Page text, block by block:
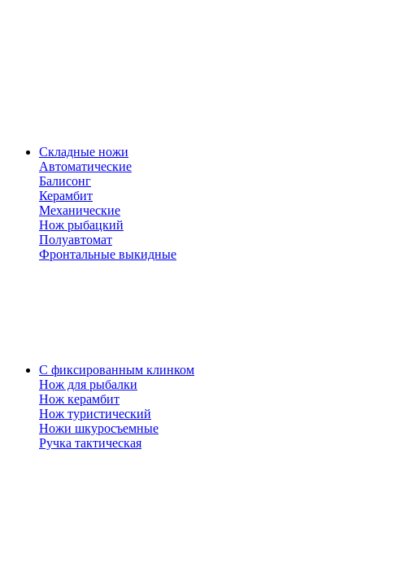
Складные ножи
Автоматические
Балисонг
Керамбит
Механические
Нож рыбацкий
Полуавтомат
Фронтальные выкидные
С фиксированным клинком
Нож для рыбалки
Нож керамбит
Нож туристический
Ножи шкуросъемные
Ручка тактическая